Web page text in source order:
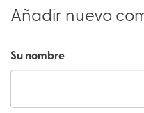
Añadir nuevo
Su nombre